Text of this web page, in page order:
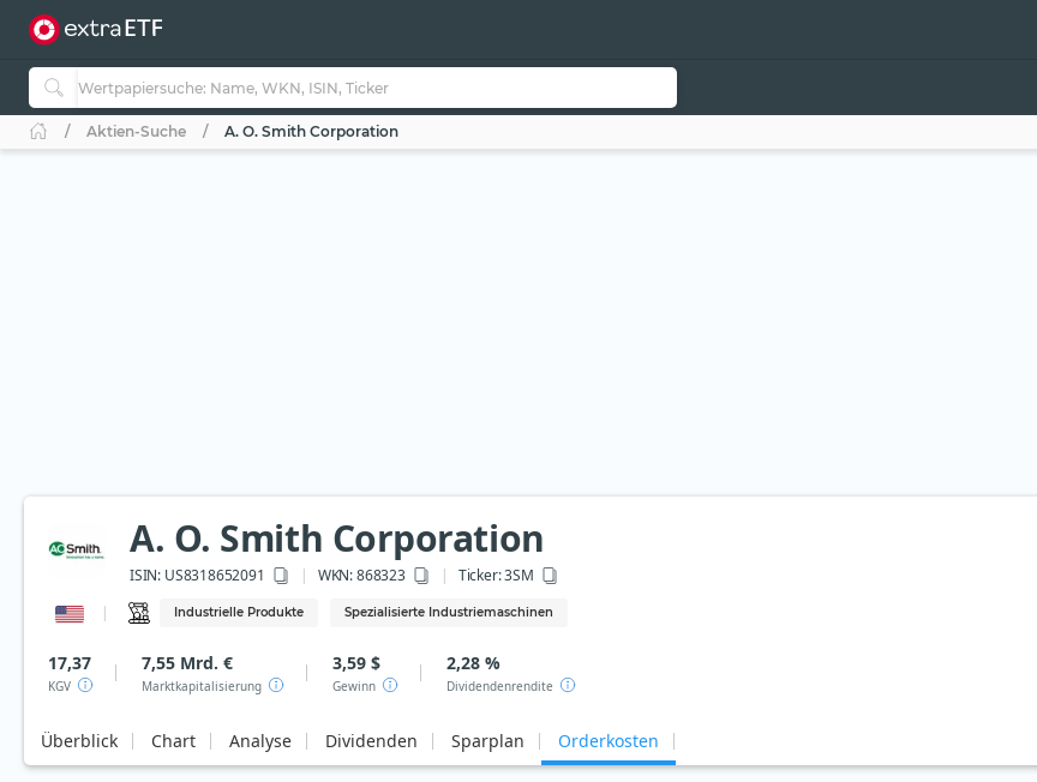
Aktien-Suche A. O. Smith Corporation
A. O. Smith Corporation
ISIN: US8318652091 WKN: 868323 Ticker:3SM
Industrielle Produkte Spezialisierte Industriemaschinen
17,37
KGV
7,55 Mrd. €
Marktkapitalisierung
3,59 $
Gewinn
2,28 %
Dividendenrendite
Überblick Chart Analyse Dividenden Sparplan Orderkosten